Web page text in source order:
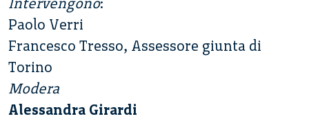
Paolo Verri
Francesco Tresso, Assessore giunta di
Torino
Modera
Alessandra Girardi